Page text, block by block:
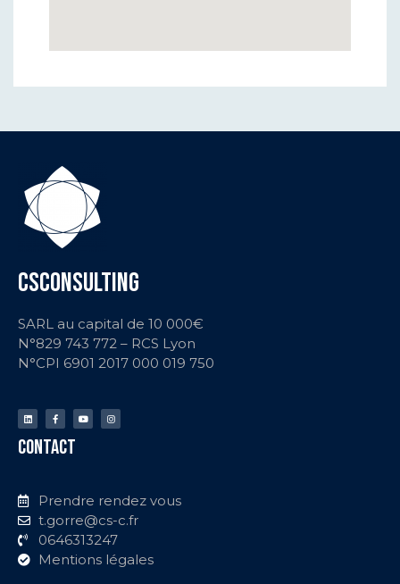
CSCONSULTING
SARL au capital de 10 000€
N°829 743 772 – RCS Lyon
N°CPI 6901 2017 000 019 750
CONTACT
Prendre rendez vous
t.gorre@cs-c.fr
0646313247
Mentions légales